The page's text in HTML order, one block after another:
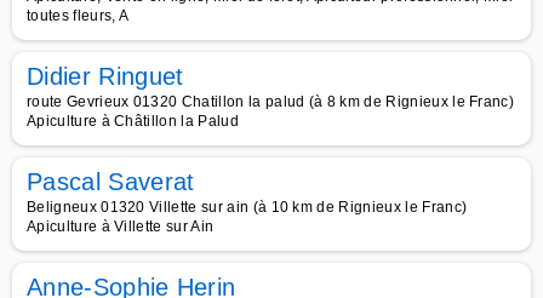
toutes fleurs, A
Didier Ringuet
route Gevrieux 01320 Chatillon la palud (à 8 km de Rignieux le Franc)
Apiculture à Châtillon la Palud
Pascal Saverat
Beligneux 01320 Villette sur ain (à 10 km de Rignieux le Franc)
Apiculture à Villette sur Ain
Anne-Sophie Herin